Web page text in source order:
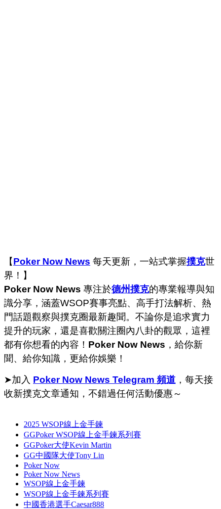
【Poker Now News 每天更新，一站式掌握撲克世
界！】
Poker Now News 專注於德州撲克的專業報導與知
識分享，涵蓋WSOP賽事亮點、高手打法解析、熱
門話題觀察與撲克圈最新趣聞。不論你是追求實力
提升的玩家，還是喜歡關注圈內八卦的觀眾，這裡
都有你想看的內容！ Poker Now News ，給你新
聞、給你知識，更給你娛樂！
➤加入 Poker Now News Telegram 頻道 ，每天接
收新撲克文章通知，不錯過任何活動優惠～
2025 WSOP線上金手鍊
GGPoker WSOP線上金手鍊系列賽
GGPoker大使Kevin Martin
GG中國隊大使Tony Lin
Poker Now
Poker Now News
WSOP線上金手鍊
WSOP線上金手鍊系列賽
中國香港選手Caesar888